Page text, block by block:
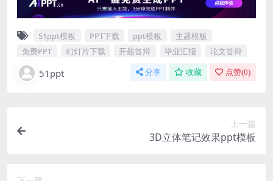
51ppt模板 PPT下载 ppt模板
主题模板
免费PPT
幻灯片下载 开题答辩 毕业汇报 论文答辩
51ppt 分享 收藏 点赞(0)
上一篇
3D立体笔记效果ppt模板